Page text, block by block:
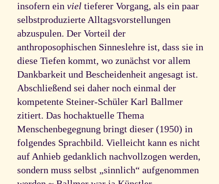
insofern ein viel tieferer Vorgang, als ein paar
selbstproduzierte Alltagsvorstellungen
abzuspulen. Der Vorteil der
anthroposophischen Sinneslehre ist, dass sie in
diese Tiefen kommt, wo zunächst vor allem
Dankbarkeit und Bescheidenheit angesagt ist.
Abschließend sei daher noch einmal der
kompetente Steiner-Schüler Karl Ballmer
zitiert. Das hochaktuelle Thema
Menschenbegegnung bringt dieser (1950) in
folgendes Sprachbild. Vielleicht kann es nicht
auf Anhieb gedanklich nachvollzogen werden,
sondern muss selbst „sinnlich“ aufgenommen